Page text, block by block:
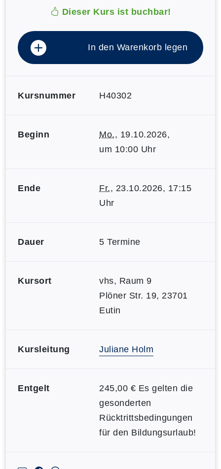
Dieser Kurs ist buchbar!
In den Warenkorb legen
Kursnummer H40302
Beginn Mo., 19.10.2026,
um 10:00 Uhr
Ende Fr., 23.10.2026, 17:15
Uhr
Dauer 5 Termine
Kursort
vhs, Raum 9
Plöner Str. 19, 23701
Eutin
Kursleitung Juliane Holm
Entgelt
245,00 € Es gelten die
gesonderten
Rücktrittsbedingungen
für den Bildungsurlaub!